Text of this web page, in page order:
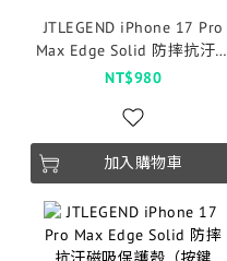
JTLEGEND iPhone 17 Pro
Max Edge Solid 防摔抗汙磁
吸保護殼（按鍵版）-宇宙橙
NT$980
加入購物車